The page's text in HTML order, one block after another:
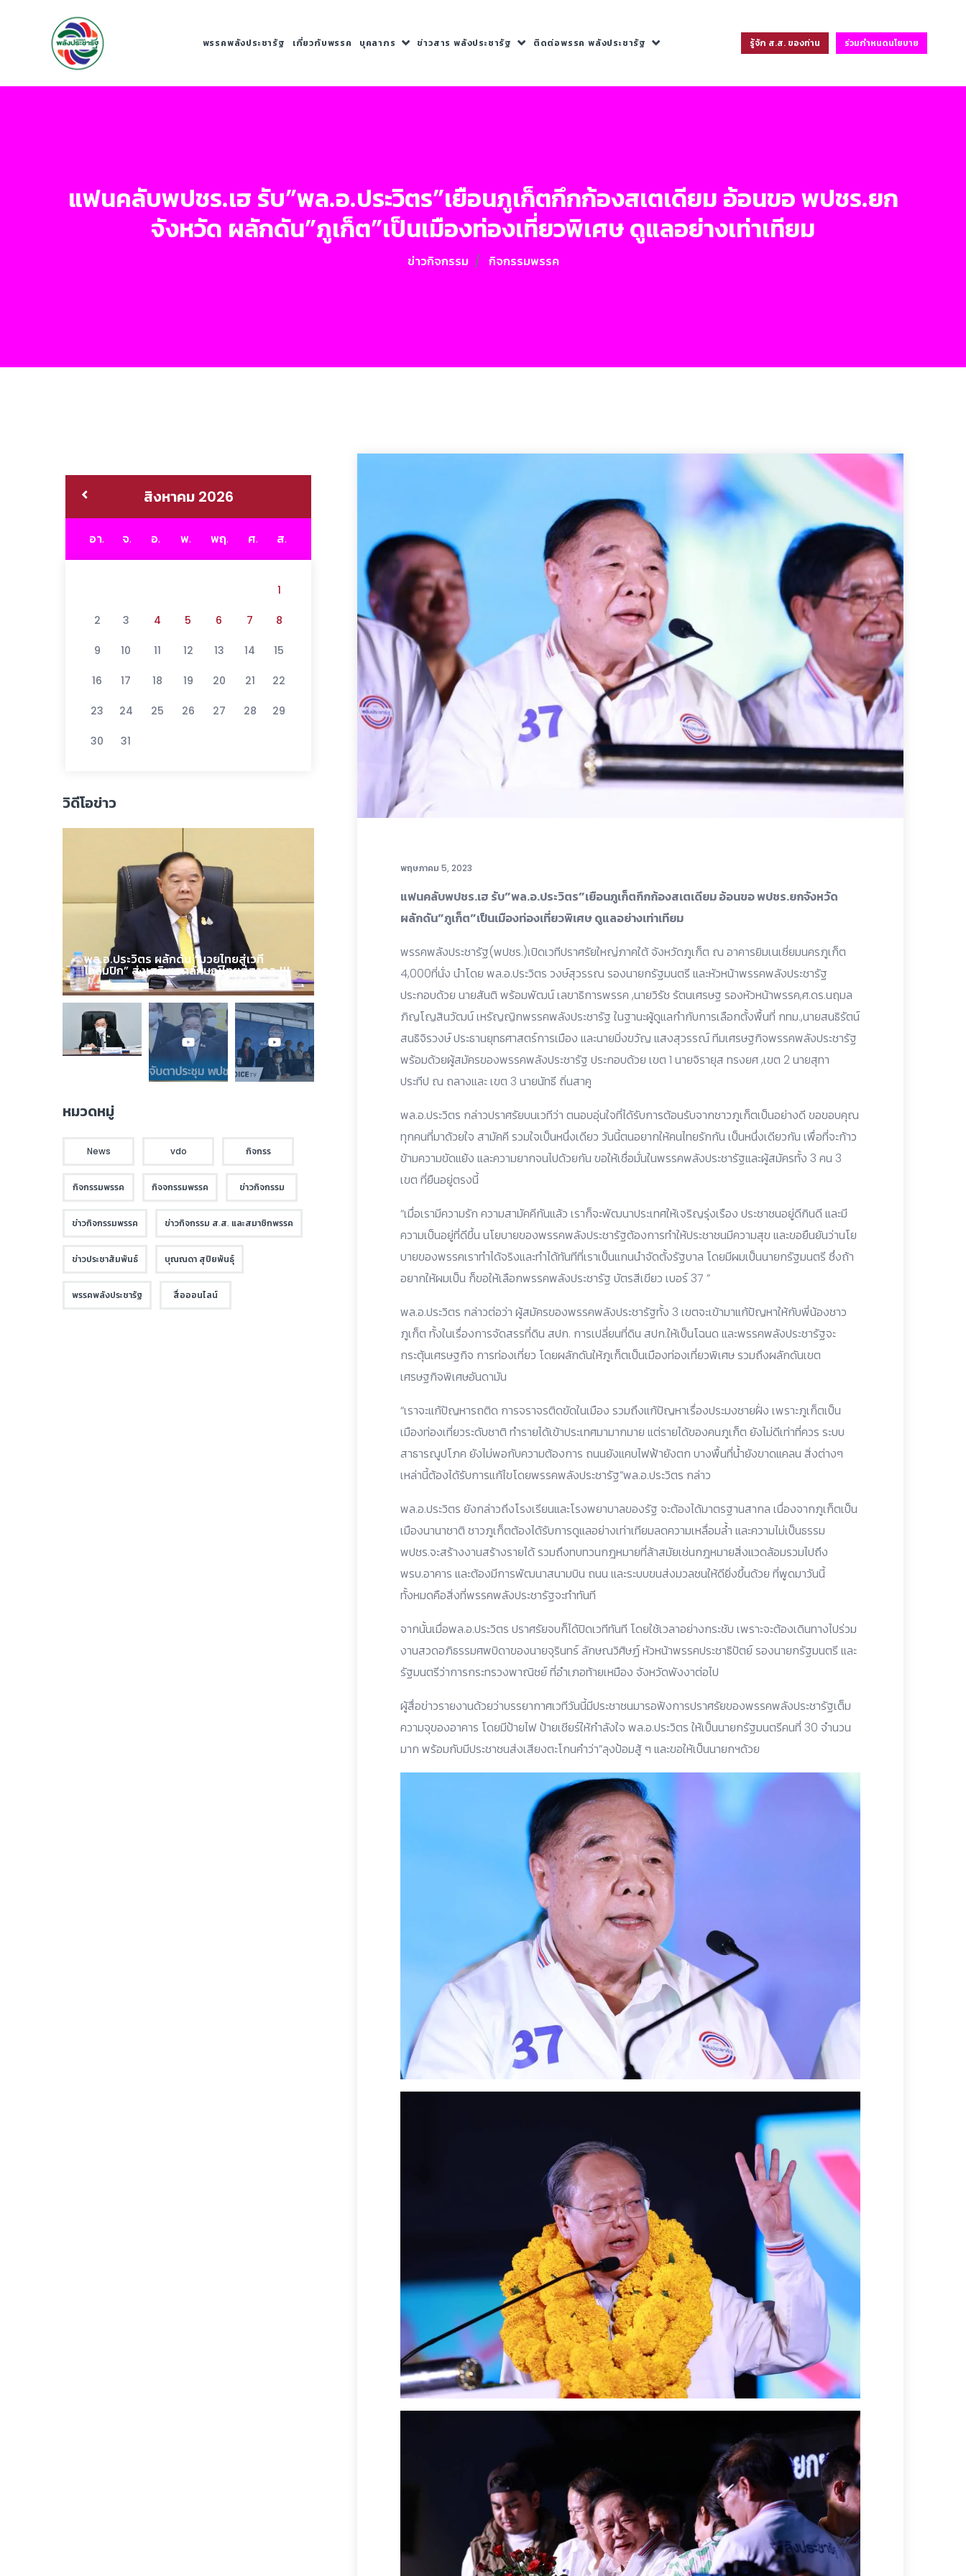
พรรคพลังประชารัฐ เกี่ยวกับพรรค บุคลากร ข่าวสาร พลังประชารัฐ ติดต่อพรรค พลังประชารัฐ รู้จัก ส.ส. ของท่าน ร่วมกำหนดนโยบาย
แฟนคลับพปชร.เฮ รับ”พล.อ.ประวิตร”เยือนภูเก็ตกึกก้องสเตเดียม อ้อนขอ พปชร.ยก
จังหวัด ผลักดัน”ภูเก็ต”เป็นเมืองท่องเที่ยวพิเศษ ดูแลอย่างเท่าเทียม
ข่าวกิจกรรม กิจกรรมพรรค
พฤษภาคม 5, 2023
แฟนคลับพปชร.เฮ รับ”พล.อ.ประวิตร”เยือนภูเก็ตกึกก้องสเตเดียม อ้อนขอ พปชร.ยกจังหวัด
ผลักดัน”ภูเก็ต”เป็นเมืองท่องเที่ยวพิเศษ ดูแลอย่างเท่าเทียม
พรรคพลังประชารัฐ(พปชร.)เปิดเวทีปราศรัยใหญ่ภาคใต้ จังหวัดภูเก็ต ณ อาคารยิมเนเซี่ยมนครภูเก็ต
4,000ที่นั่ง นำโดย พล.อ.ประวิตร วงษ์สุวรรณ รองนายกรัฐมนตรี และหัวหน้าพรรคพลังประชารัฐ
ประกอบด้วย นายสันติ พร้อมพัฒน์ เลขาธิการพรรค ,นายวิรัช รัตนเศรษฐ รองหัวหน้าพรรค,ศ.ดร.นฤมล
ภิญโญสินวัฒน์ เหรัญญิกพรรคพลังประชารัฐ ในฐานะผู้ดูแลกำกับการเลือกตั้งพื้นที่ กทม.,นายสนธิรัตน์
สนธิจิรวงษ์ ประธานยุทธศาสตร์การเมือง และนายมิ่งขวัญ แสงสุวรรณ์ ทีมเศรษฐกิจพรรคพลังประชารัฐ
พร้อมด้วยผู้สมัครของพรรคพลังประชารัฐ ประกอบด้วย เขต 1 นายจิรายุส ทรงยศ ,เขต 2 นายสุทา
ประทีป ณ ถลางและ เขต 3 นายนัทธี ถิ่นสาคู
พล.อ.ประวิตร กล่าวปราศรัยบนเวทีว่า ตนอบอุ่นใจที่ได้รับการต้อนรับจากชาวภูเก็ตเป็นอย่างดี ขอขอบคุณ
ทุกคนที่มาด้วยใจ สามัคคี รวมใจเป็นหนึ่งเดียว วันนี้ตนอยากให้คนไทยรักกัน เป็นหนึ่งเดียวกัน เพื่อที่จะก้าว
ข้ามความขัดแย้ง และความยากจนไปด้วยกัน ขอให้เชื่อมั่นในพรรคพลังประชารัฐและผู้สมัครทั้ง 3 คน 3
เขต ที่ยืนอยู่ตรงนี้
“เมื่อเรามีความรัก ความสามัคคีกันแล้ว เราก็จะพัฒนาประเทศให้เจริญรุ่งเรือง ประชาชนอยู่ดีกินดี และมี
ความเป็นอยู่ที่ดีขึ้น นโยบายของพรรคพลังประชารัฐต้องการทำให้ประชาชนมีความสุข และขอยืนยันว่านโย
บายของพรรคเราทำได้จริงและทำได้ทันทีที่เราเป็นแกนนำจัดตั้งรัฐบาล โดยมีผมเป็นนายกรัฐมนตรี ซึ่งถ้า
อยากให้ผมเป็น ก็ขอให้เลือกพรรคพลังประชารัฐ บัตรสีเขียว เบอร์ 37 ”
พล.อ.ประวิตร กล่าวต่อว่า ผู้สมัครของพรรคพลังประชารัฐทั้ง 3 เขตจะเข้ามาแก้ปัญหาให้กับพี่น้องชาว
ภูเก็ต ทั้งในเรื่องการจัดสรรที่ดิน สปก. การเปลี่ยนที่ดิน สปก.ให้เป็นโฉนด และพรรคพลังประชารัฐจะ
กระตุ้นเศรษฐกิจ การท่องเที่ยว โดยผลักดันให้ภูเก็ตเป็นเมืองท่องเที่ยวพิเศษ รวมถึงผลักดันเขต
เศรษฐกิจพิเศษอันดามัน
“เราจะแก้ปัญหารถติด การจราจรติดขัดในเมือง รวมถึงแก้ปัญหาเรื่องประมงชายฝั่ง เพราะภูเก็ตเป็น
เมืองท่องเที่ยวระดับชาติ ทำรายได้เข้าประเทศมามากมาย แต่รายได้ของคนภูเก็ต ยังไม่ดีเท่าที่ควร ระบบ
สาธารณูปโภค ยังไม่พอกับความต้องการ ถนนยังแคบไฟฟ้ายังตก บางพื้นที่น้ำยังขาดแคลน สิ่งต่างๆ
เหล่านี้ต้องได้รับการแก้ไขโดยพรรคพลังประชารัฐ”พล.อ.ประวิตร กล่าว
พล.อ.ประวิตร ยังกล่าวถึงโรงเรียนและโรงพยาบาลของรัฐ จะต้องได้มาตรฐานสากล เนื่องจากภูเก็ตเป็น
เมืองนานาชาติ ชาวภูเก็ตต้องได้รับการดูแลอย่างเท่าเทียมลดความเหลื่อมล้ำ และความไม่เป็นธรรม
พปชร.จะสร้างงานสร้างรายได้ รวมถึงทบทวนกฎหมายที่ล้าสมัยเช่นกฎหมายสิ่งแวดล้อมรวมไปถึง
พรบ.อาคาร และต้องมีการพัฒนาสนามบิน ถนน และระบบขนส่งมวลชนให้ดียิ่งขึ้นด้วย ที่พูดมาวันนี้
ทั้งหมดคือสิ่งที่พรรคพลังประชารัฐจะทำทันที
จากนั้นเมื่อพล.อ.ประวิตร ปราศรัยจบก็ได้ปิดเวทีทันที โดยใช้เวลาอย่างกระชับ เพราะจะต้องเดินทางไปร่วม
งานสวดอภิธรรมศพบิดาของนายจุรินทร์ ลักษณวิศิษฏ์ หัวหน้าพรรคประชาธิปัตย์ รองนายกรัฐมนตรี และ
รัฐมนตรีว่าการกระทรวงพาณิชย์ ที่อำเภอท้ายเหมือง จังหวัดพังงาต่อไป
ผู้สื่อข่าวรายงานด้วยว่าบรรยากาศเวทีวันนี้มีประชาชนมารอฟังการปราศรัยของพรรคพลังประชารัฐเต็ม
ความจุของอาคาร โดยมีป้ายไฟ ป้ายเชียร์ให้กำลังใจ พล.อ.ประวิตร ให้เป็นนายกรัฐมนตรีคนที่ 30 จำนวน
มาก พร้อมกับมีประชาชนส่งเสียงตะโกนคำว่า”ลุงป้อมสู้ ๆ และขอให้เป็นนายกฯด้วย
สิงหาคม 2026
อา. จ. อ. พ. พฤ. ศ. ส.
1
2 3 4 5 6 7 8
9 10 11 12 13 14 15
16 17 18 19 20 21 22
23 24 25 26 27 28 29
30 31
วิดีโอข่าว
พล.อ.ประวิตร ผลักดัน “มวยไทยสู่เวที
โอลิมปิก” ส่งเสริมเอกลักษณ์ไทยสู่สากล !!!
หมวดหมู่
News vdo กิจกรร
กิจกรรมพรรค กิจจกรรมพรรค ข่าวกิจกรรม
ข่าวกิจกรรมพรรค ข่าวกิจกรรม ส.ส. และสมาชิกพรรค
ข่าวประชาสัมพันธ์ บุณณดา สุปิยพันธุ์
พรรคพลังประชารัฐ สื่อออนไลน์